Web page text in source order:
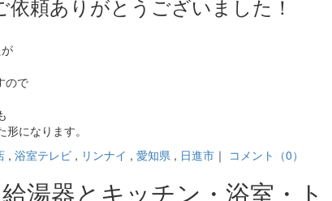
頼ありがとうございました！
ので
になります。
, 浴室テレビ , リンナイ , 愛知県 , 日進市 ｜ コメント（0）
湯器とキッチン・浴室・ト